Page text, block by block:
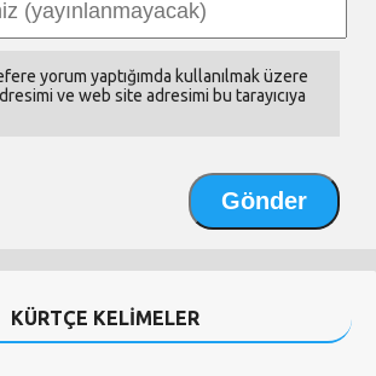
yorum yaptığımda kullanılmak üzere
ve web site adresimi bu tarayıcıya
KÜRTÇE KELİMELER